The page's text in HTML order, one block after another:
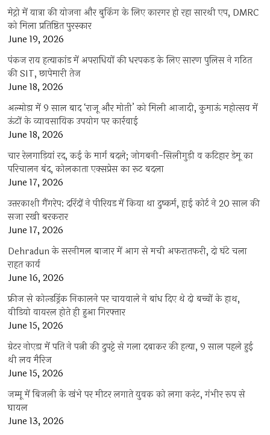
मेट्रो में यात्रा की योजना और बुकिंग के लिए कारगर हो रहा सारथी एप, DMRC
को मिला प्रतिष्ठित पुरस्कार
June 19, 2026
पंकज राय हत्याकांड में अपराधियों की धरपकड़ के लिए सारण पुलिस ने गठित
की SIT, छापेमारी तेज
June 18, 2026
अल्मोड़ा में 9 साल बाद ‘राजू और मोती’ को मिली आजादी, कुमाऊं महोत्सव में
ऊंटों के व्यावसायिक उपयोग पर कार्रवाई
June 18, 2026
चार रेलगाड़ियां रद, कई के मार्ग बदले; जोगबनी-सिलीगुड़ी व कटिहार डेमू का
परिचालन बंद, कोलकाता एक्सप्रेस का रूट बदला
June 17, 2026
उत्तरकाशी गैंगरेप: दरिंदों ने पीरियड में किया था दुष्कर्म, हाई कोर्ट ने 20 साल की
सजा रखी बरकरार
June 17, 2026
Dehradun के सरनीमल बाजार में आग से मची अफरातफरी, दो घंटे चला
राहत कार्य
June 16, 2026
फ्रीज से कोल्डड्रिंक निकालने पर चायवाले ने बांध दिए थे दो बच्चों के हाथ,
वीडियो वायरल होते ही हुआ गिरफ्तार
June 15, 2026
ग्रेटर नोएडा में पति ने पत्नी की दुपट्टे से गला दबाकर की हत्या, 9 साल पहले हुई
थी लव मैरिज
June 15, 2026
जम्मू में बिजली के खंभे पर मीटर लगाते युवक को लगा करंट, गंभीर रूप से
घायल
June 13, 2026